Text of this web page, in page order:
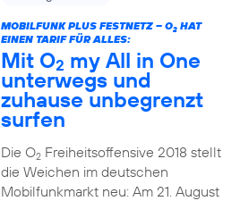
MOBILFUNK PLUS FESTNETZ – O2HAT
EINEN TARIF FÜR ALLES:
Mit O2 my All in One
unterwegs und
zuhause unbegrenzt
surfen
Die O2Freiheitsoffensive 2018 stellt
die Weichen im deutschen
Mobilfunkmarkt neu: Am 21. August